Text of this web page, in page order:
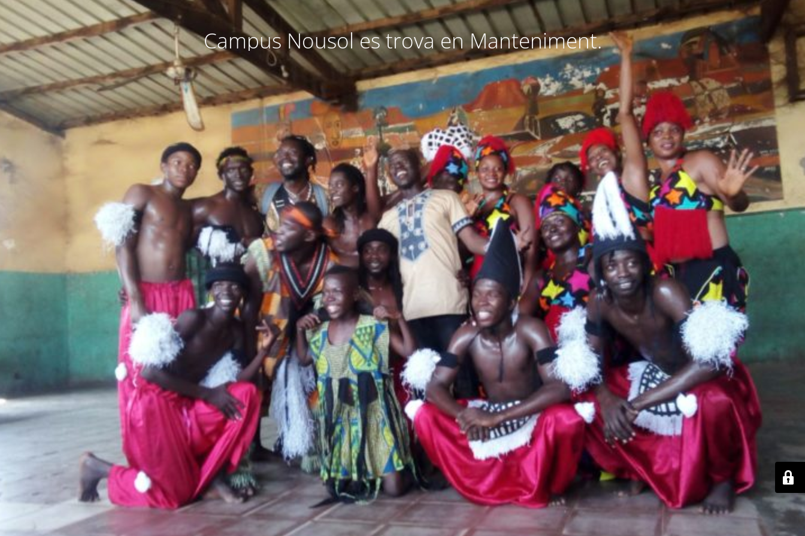
Campus Nousol es trova en Manteniment.